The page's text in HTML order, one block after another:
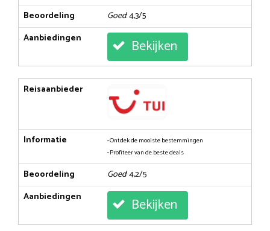
Beoordeling Goed: 4,3/5
Aanbiedingen
Bekijken
Reisaanbieder
Informatie
• Ontdek de mooiste bestemmingen
• Profiteer van de beste deals
Beoordeling Goed: 4,2/5
Aanbiedingen
Bekijken